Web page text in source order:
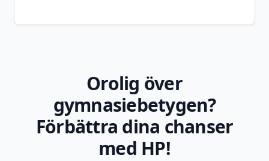
Orolig över
gymnasiebetygen?
Förbättra dina chanser
med HP!